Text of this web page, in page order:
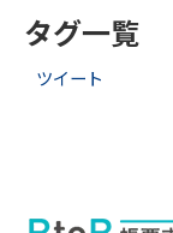
タグ一覧
ツイート